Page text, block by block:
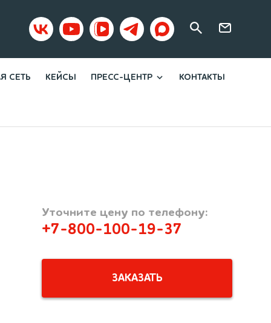
СЕТЬ КЕЙСЫ ПРЕСС-ЦЕНТР КОНТАКТЫ
Уточните цену по телефону:
+7-800-100-19-37
ЗАКАЗАТЬ